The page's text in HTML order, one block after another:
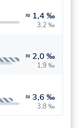
≈ 1,4 ‰
3,2 ‰
≈ 2,0 ‰
1,9 ‰
≈ 3,6 ‰
3,8 ‰